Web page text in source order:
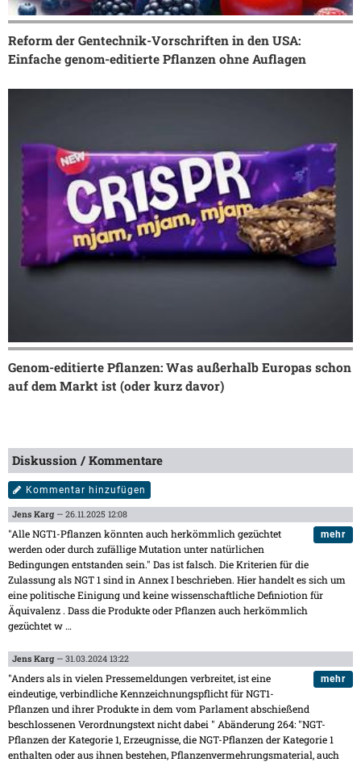
Reform der Gentechnik-Vorschriften in den USA:
Einfache genom-editierte Pflanzen ohne Auflagen
Genom-editierte Pflanzen: Was außerhalb Europas schon
auf dem Markt ist (oder kurz davor)
Diskussion / Kommentare
Kommentar hinzufügen
Jens Karg — 26.11.2025 12:08
mehr
"Alle NGT1-Pflanzen könnten auch herkömmlich gezüchtet
werden oder durch zufällige Mutation unter natürlichen
Bedingungen entstanden sein." Das ist falsch. Die Kriterien für die
Zulassung als NGT 1 sind in Annex I beschrieben. Hier handelt es sich um
eine politische Einigung und keine wissenschaftliche Definiotion für
Äquivalenz . Dass die Produkte oder Pflanzen auch herkömmlich
gezüchtet w …
Jens Karg — 31.03.2024 13:22
mehr
"Anders als in vielen Pressemeldungen verbreitet, ist eine
eindeutige, verbindliche Kennzeichnungspflicht für NGT1-
Pflanzen und ihrer Produkte in dem vom Parlament abschießend
beschlossenen Verordnungstext nicht dabei " Abänderung 264: "NGT-
Pflanzen der Kategorie 1, Erzeugnisse, die NGT-Pflanzen der Kategorie 1
enthalten oder aus ihnen bestehen, Pflanzenvermehrungsmaterial, auch